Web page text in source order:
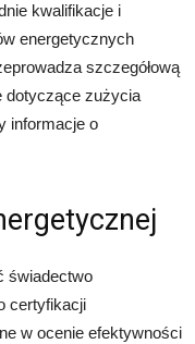
kwalifikacje i
energetycznych
szczegółową
dotyczące zużycia
informacje o
świadectwo
certyfikacji
w ocenie efektywności